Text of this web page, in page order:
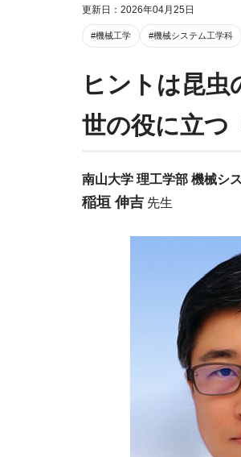
更新日：2026年04月25日
#機械工学 #機械システム工学科
ヒントは昆虫
世の役に立つ
南山大学 理工学部 機械シ
稲垣 伸吉 先生